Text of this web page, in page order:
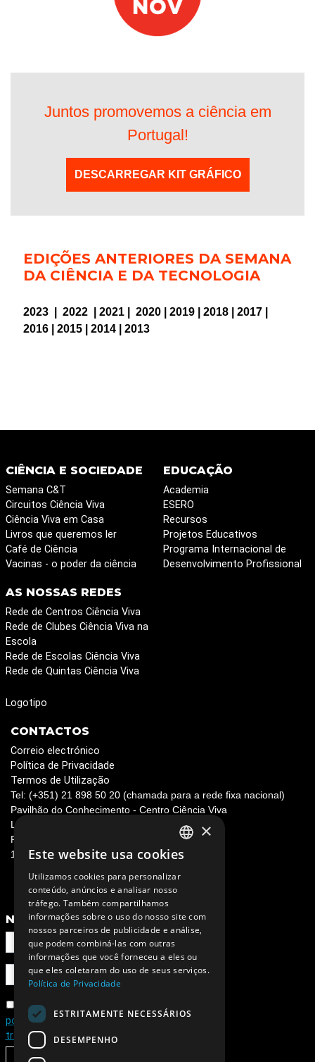
Juntos promovemos a ciência em
Portugal!
DESCARREGAR KIT GRÁFICO
EDIÇÕES ANTERIORES DA SEMANA
DA CIÊNCIA E DA TECNOLOGIA
2023 2022 2021 2020 2019 2018 2017
2016
2015 2014 2013
CIÊNCIA E SOCIEDADE
Semana C&T
Circuitos Ciência Viva
Ciência Viva em Casa
Livros que queremos ler
Café de Ciência
Vacinas - o poder da ciência
EDUCAÇÃO
Academia
ESERO
Recursos
Projetos Educativos
Programa Internacional de
Desenvolvimento Profissional
AS NOSSAS REDES
Rede de Centros Ciência Viva
Rede de Clubes Ciência Viva na
Escola
Rede de Escolas Ciência Viva
Rede de Quintas Ciência Viva
Logotipo
CONTACTOS
Correio electrónico
Política de Privacidade
Termos de Utilização
Tel: (+351) 21 898 50 20 (chamada para a rede fixa nacional)
Pavilhão do Conhecimento - Centro Ciência Viva
Largo José Mariano Gago n.º1
Parque das Nações
1990-073 Lisboa, Portugal
NEWSLETTER
Concordo com a
política de privacidade e de
tratamento de dados pessoais
PORTUGUESE
ENGLISH
×
Este website usa cookies
Utilizamos cookies para personalizar
conteúdo, anúncios e analisar nosso
tráfego. Também compartilhamos
informações sobre o uso do nosso site com
nossos parceiros de publicidade e análise,
que podem combiná-las com outras
informações que você forneceu a eles ou
que eles coletaram do uso de seus serviços.
Política de Privacidade
ESTRITAMENTE NECESSÁRIOS
DESEMPENHO